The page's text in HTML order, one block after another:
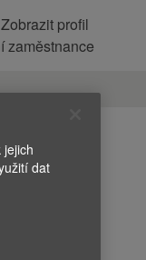
Zobrazit profil
zaměstnance
jejich
dat